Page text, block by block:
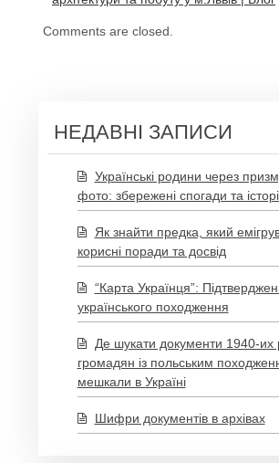
Comments are closed.
НЕДАВНІ ЗАПИСИ
Українські родини через
фото: збережені спогади та
Як знайти предка, який
корисні поради та досвід
“Карта Українця”:
українського походження
Де шукати документи 1940-их
громадян із польським
мешкали в Україні
Шифри документів в архівах